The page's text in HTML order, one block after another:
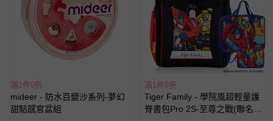
滿1件9折
mideer - 防水百變沙系列-夢幻
甜點感官盆組
滿1件9折
Tiger Family - 學院風超輕量護
脊書包Pro 2S-至尊之戰(聯名